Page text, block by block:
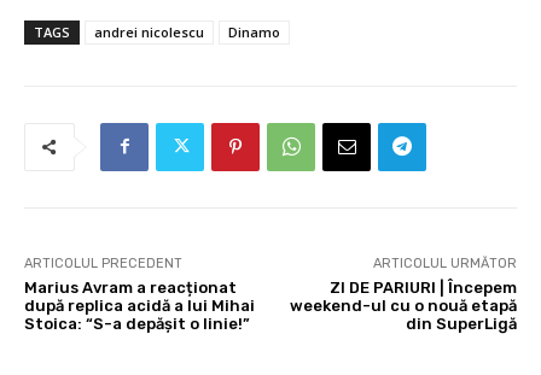
TAGS andrei nicolescu Dinamo
ARTICOLUL PRECEDENT
Marius Avram a reacționat
după replica acidă a lui Mihai
Stoica: “S-a depășit o linie!”
ARTICOLUL URMĂTOR
ZI DE PARIURI | Începem
weekend-ul cu o nouă etapă
din SuperLigă